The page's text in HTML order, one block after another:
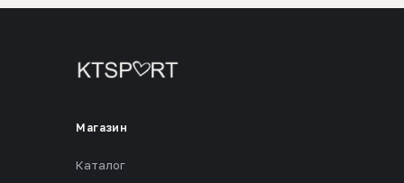
Магазин
Каталог